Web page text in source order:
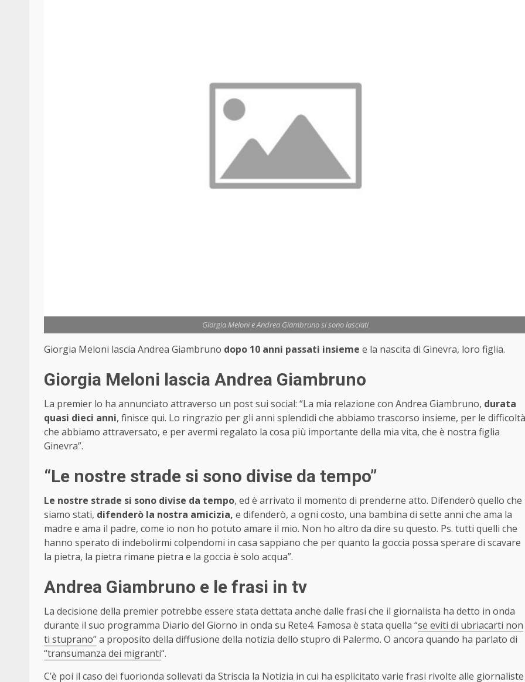
Giorgia Meloni e Andrea Giambruno si sono lasciati
Giorgia Meloni lascia Andrea Giambruno dopo 10 anni passati insieme e la nascita di Ginevra, loro figlia.
Giorgia Meloni lascia Andrea Giambruno
La premier lo ha annunciato attraverso un post sui social: “La mia relazione con Andrea Giambruno, durata
quasi dieci anni, finisce qui. Lo ringrazio per gli anni splendidi che abbiamo trascorso insieme, per le difficoltà
che abbiamo attraversato, e per avermi regalato la cosa più importante della mia vita, che è nostra figlia
Ginevra”.
“Le nostre strade si sono divise da tempo”
Le nostre strade si sono divise da tempo, ed è arrivato il momento di prenderne atto. Difenderò quello che
siamo stati, difenderò la nostra amicizia, e difenderò, a ogni costo, una bambina di sette anni che ama la
madre e ama il padre, come io non ho potuto amare il mio. Non ho altro da dire su questo. Ps. tutti quelli che
hanno sperato di indebolirmi colpendomi in casa sappiano che per quanto la goccia possa sperare di scavare
la pietra, la pietra rimane pietra e la goccia è solo acqua”.
Andrea Giambruno e le frasi in tv
La decisione della premier potrebbe essere stata dettata anche dalle frasi che il giornalista ha detto in onda
durante il suo programma Diario del Giorno in onda su Rete4. Famosa è stata quella “se eviti di ubriacarti non
ti stuprano”a proposito della diffusione della notizia dello stupro di Palermo. O ancora quando ha parlato di
“transumanza dei migranti“.
C’è poi il caso dei fuorionda sollevati da Striscia la Notizia in cui ha esplicitato varie frasi rivolte alle giornaliste